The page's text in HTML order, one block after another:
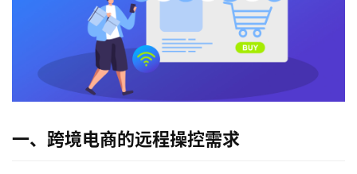
一、跨境电商的远程操控需求